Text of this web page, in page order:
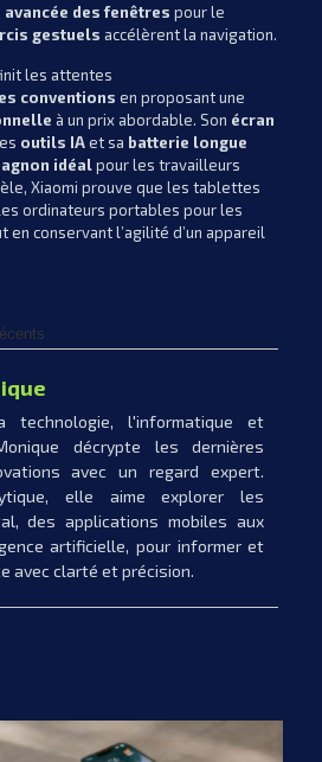
des fenêtres pour le
gestuels accélèrent la navigation.
les attentes
conventions en proposant une
à un prix abordable. Son écran
outils IAet sa batterie longue
idéalpour les travailleurs
Xiaomi prouve que les tablettes
ordinateurs portables pour les
conservant l’agilité d’un appareil
technologie, l'informatique et
décrypte les dernières
avec un regard expert.
elle aime explorer les
des applications mobiles aux
artificielle, pour informer et
avec clarté et précision.